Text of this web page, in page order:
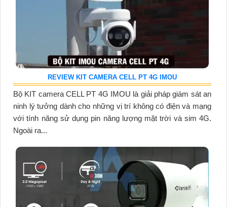
REVIEW KIT CAMERA CELL PT 4G IMOU
Bộ KIT camera CELL PT 4G IMOU là giải pháp giám sát an
ninh lý tưởng dành cho những vị trí không có điện và mạng
với tính năng sử dụng pin năng lượng mặt trời và sim 4G.
Ngoài ra...